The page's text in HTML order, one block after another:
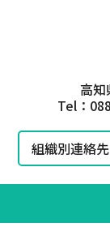
高知
Tel：
組織別連絡